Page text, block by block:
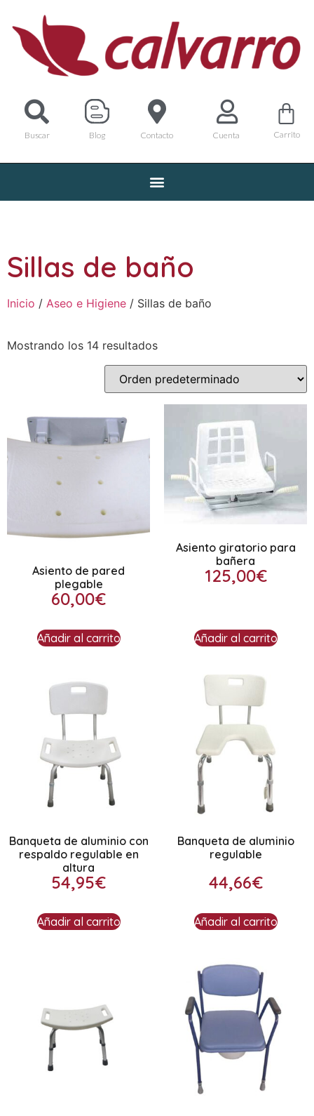
Buscar Blog Contacto Cuenta Carrito
Sillas de baño
Inicio / Aseo e Higiene / Sillas de baño
Mostrando los 14 resultados
Asiento de pared
plegable
60,00€
Añadir al carrito
Asiento giratorio para
bañera
125,00€
Añadir al carrito
Banqueta de aluminio con
respaldo regulable en
altura
54,95€
Añadir al carrito
Banqueta de aluminio
regulable
44,66€
Añadir al carrito